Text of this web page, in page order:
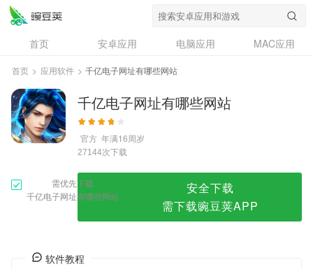
千亿电子网址有哪些网站
首页 安卓应用 电脑应用
MAC应用
资讯
专题
问答
首页 > 应用软件 > 千亿电子网址有哪些网站
千亿电子网址有哪些网站
官方 年满16周岁
27144次下载
需优先下载
千亿电子网址有哪些网站
安全下载
需下载豌豆荚APP
软件教程